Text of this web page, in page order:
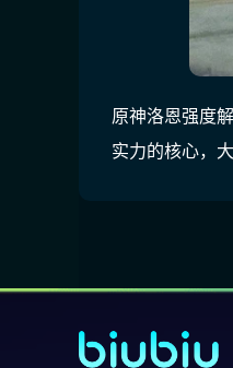
原神洛恩强度
实力的核心，